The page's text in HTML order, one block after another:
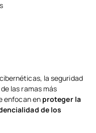
la seguridad
las ramas más
enfocan en proteger la
de los